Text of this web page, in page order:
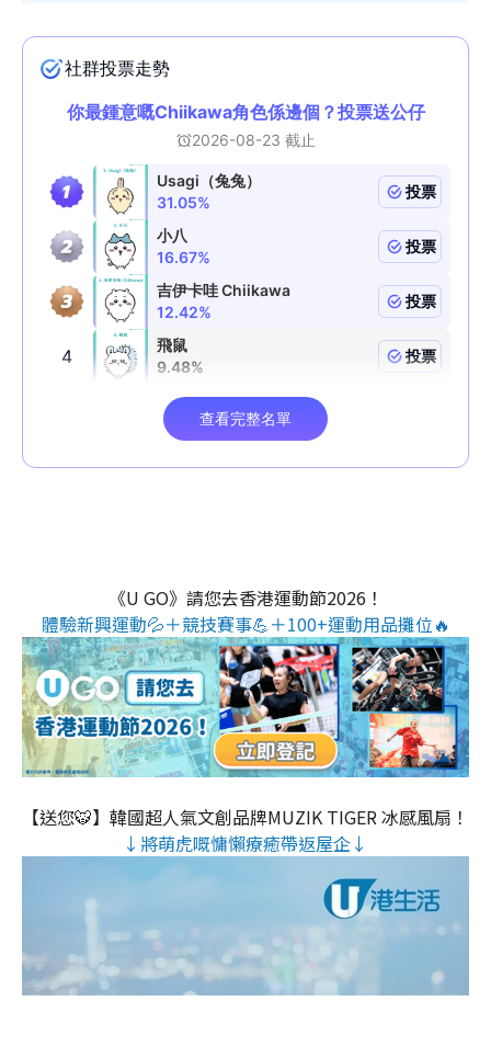
《U GO》請您去香港運動節2026！
體驗新興運動💦＋競技賽事💪＋100+運動用品攤位🔥
【送您🐯】韓國超人氣文創品牌MUZIK TIGER 冰感風扇！
↓將萌虎嘅慵懶療癒帶返屋企↓